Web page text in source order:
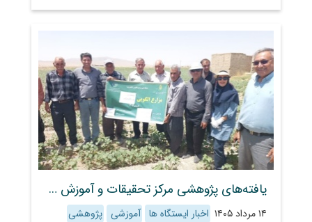
یافته‌های پژوهشی مرکز تحقیقات و آموزش کشاورزی و منابع طبیعی استان فارس در زمینه کاربرد هورمون پیکس و کشاورزی حفاظتی به بهره‌برداران منتقل شد
۱۴ مرداد ۱۴۰۵ اخبار ایستگاه ها آموزشی پژوهشی